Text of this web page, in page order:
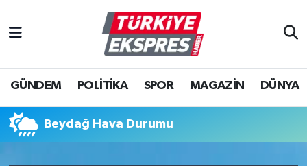
GÜNDEM POLİTİKA SPOR MAGAZİN DÜNYA
Beydağ Hava Durumu
İstanbul Nöbetçi Eczaneler
İstanbul Hava Durumu
İstanbul Namaz Vakitleri